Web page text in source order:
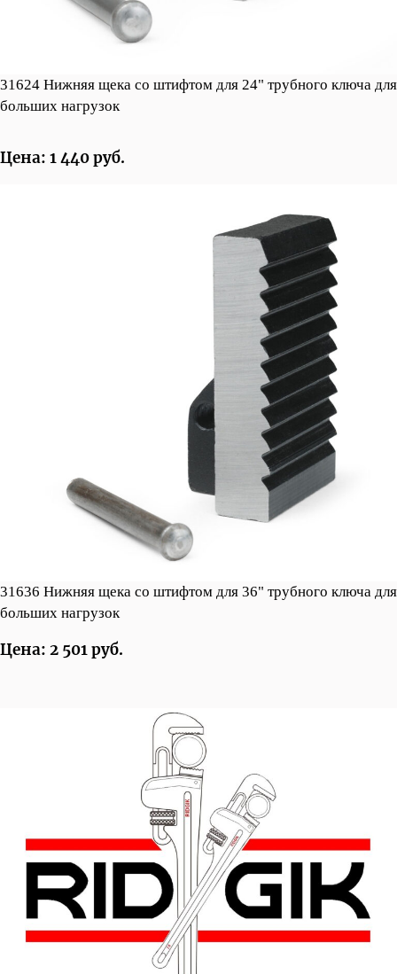
31624 Нижняя щека со штифтом для 24" трубного ключа для
больших нагрузок
Цена: 1 440 руб.
31636 Нижняя щека со штифтом для 36" трубного ключа для
больших нагрузок
Цена: 2 501 руб.